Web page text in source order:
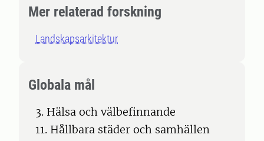
Mer relaterad forskning
Landskapsarkitektur
Globala mål
3. Hälsa och välbefinnande
11. Hållbara städer och samhällen